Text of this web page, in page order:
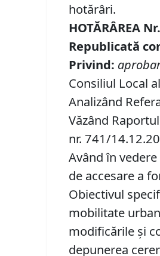
hotărâri.
HOTĂRÂREA
Republicată
Privind:
Consiliul Local
Analizând
Văzând
nr. 741/
Având în
de accesare a
Obiectivul
mobilitate
modificările şi
depunerea